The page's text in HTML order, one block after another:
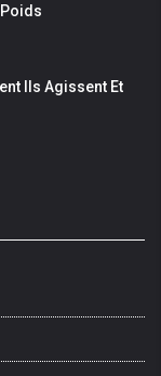
Ils Agissent Et